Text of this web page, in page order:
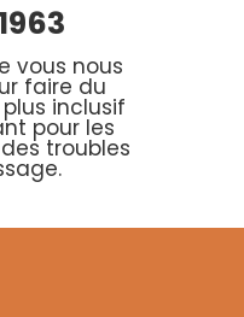
vous nous
faire du
inclusif
pour les
troubles